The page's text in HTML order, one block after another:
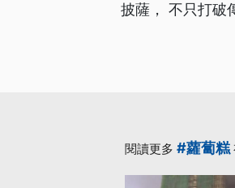
披薩， 不只打破
閱讀更多 #蘿蔔糕